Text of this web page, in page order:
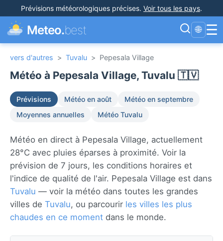
Prévisions météorologiques précises. Voir tous les pays.
Meteo.best 🌐 ☰
vers d'autres > Tuvalu > Pepesala Village
Météo à Pepesala Village, Tuvalu 🇹🇻
Prévisions Météo en août
Météo en septembre
Moyennes annuelles
Météo Tuvalu
Météo en direct à Pepesala Village, actuellement
28°C avec pluies éparses à proximité. Voir la
prévision de 7 jours, les conditions horaires et
l'indice de qualité de l'air. Pepesala Village est dans
Tuvalu — voir la météo dans toutes les grandes
villes de Tuvalu, ou parcourir les villes les plus
chaudes en ce moment dans le monde.